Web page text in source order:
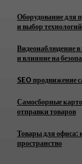
Оборудование для
и выбор технологий
Видеонаблюдение
и влияние на
SEO продвижение
Самосборные
отправки товаров
Товары для офиса:
пространство